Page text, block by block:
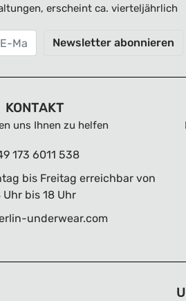
erscheint ca. vierteljährlich
Newsletter abonnieren
KONTAKT
uns Ihnen zu helfen
173 6011 538
bis Freitag erreichbar von
Uhr bis 18 Uhr
underwear.com